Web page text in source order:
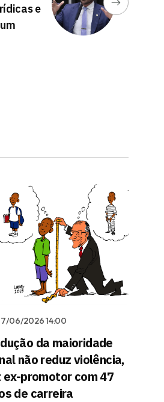
e
06/2026 14:00
da maioridade
não reduz violência,
ex-promotor com 47
de carreira